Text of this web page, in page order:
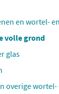
en wortel-
volle grond
glas
overige